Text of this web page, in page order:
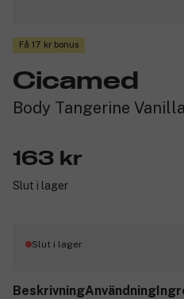
Få 17 kr bonus
Cicamed
Body Tangerine
163 kr
Slut i lager
Slut i lager
BeskrivningAnvändning